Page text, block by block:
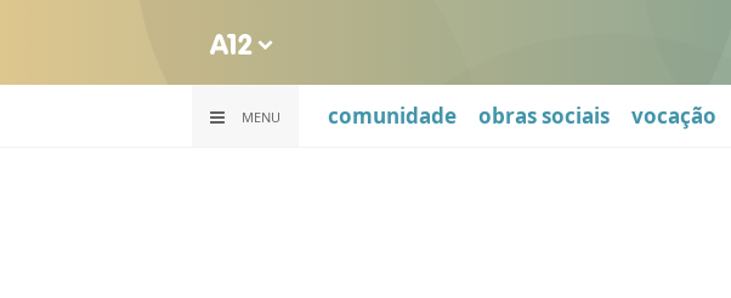
MENU comunidade obras sociais vocação